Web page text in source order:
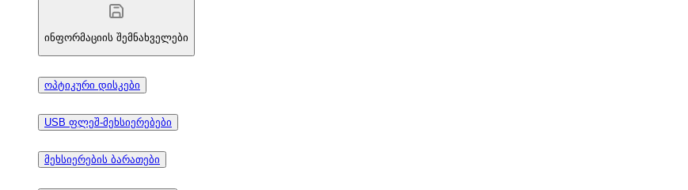
ინფორმაციის შემნახველები
ოპტიკური დისკები
USB ფლეშ-მეხსიერებები
მეხსიერების ბარათები